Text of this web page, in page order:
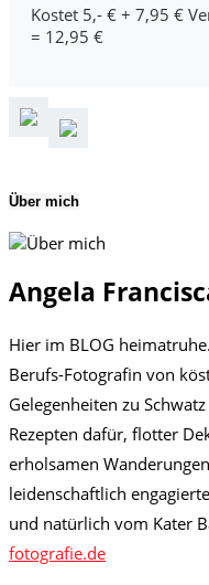
Kostet 5,- € + 7,95 €
= 12,95 €
Über mich
Angela
Hier im BLOG
Berufs-Fotografin von
Gelegenheiten zu
Rezepten dafür, flotter
erholsamen
leidenschaftlich
und natürlich vom Kater
fotografie.de